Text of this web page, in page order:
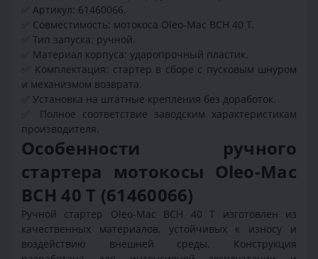
✅ Артикул: 61460066.
✅ Совместимость: мотокоса Oleo-Mac BCH 40 T.
✅ Тип запуска: ручной.
✅ Материал корпуса: ударопрочный пластик.
✅ Комплектация: стартер в сборе с пусковым шнуром
и механизмом возврата.
✅ Установка на штатные крепления без доработок.
✅ Полное соответствие заводским характеристикам
производителя.
Особенности ручного
стартера мотокосы Oleo-Mac
BCH 40 T (61460066)
Ручной стартер Oleo-Mac BCH 40 T изготовлен из
качественных материалов, устойчивых к износу и
воздействию внешней среды. Конструкция